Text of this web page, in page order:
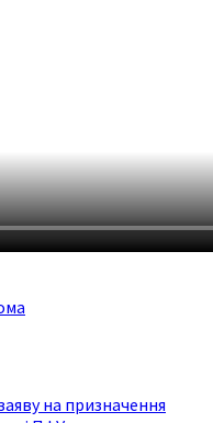
на призначення